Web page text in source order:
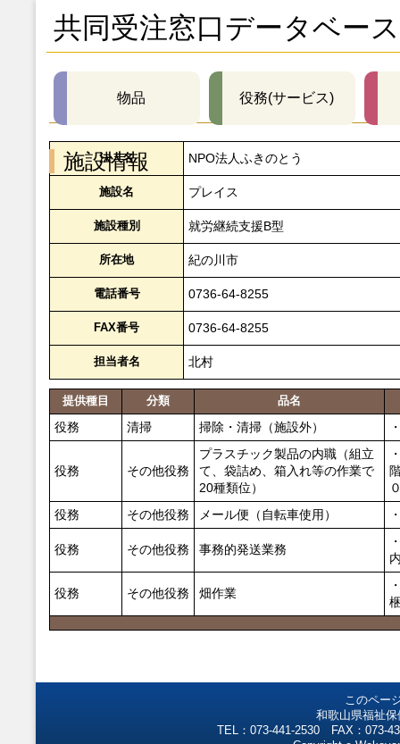
共同受注窓口データベース
物品 役務(サービス)
施設情報
法人名 NPO法人ふきのとう
施設名 プレイス
施設種別 就労継続支援B型
所在地 紀の川市
電話番号 0736-64-8255
FAX番号 0736-64-8255
担当者名 北村
提供種目 分類 品名
役務 清掃 掃除・清掃（施設外）
役務 その他役務
プラスチック製品の内職（組立
て、袋詰め、箱入れ等の作業で
20種類位）
役務
その他役務 メール便（自転車使用）
役務 その他役務 事務的発送業務
役務 その他役務 畑作業
このペー
和歌山県福祉
TEL：073-441-2530 FAX：073-